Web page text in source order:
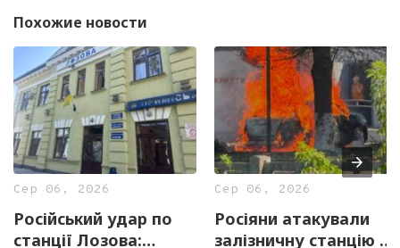
Похожие новости
Сер 06, 2026
Російський удар по
станції Лозова:
Сер 06, 2026
Росіяни атакували
залізничну станцію в